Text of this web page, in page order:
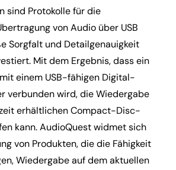
sind Protokolle für die
von Audio über USB
Sorgfalt und Detailgenauigkeit
Mit dem Ergebnis, dass ein
einem USB-fähigen Digital-
verbunden wird, die Wiedergabe
erhältlichen Compact-Disc-
kann. AudioQuest widmet sich
von Produkten, die die Fähigkeit
Wiedergabe auf dem aktuellen